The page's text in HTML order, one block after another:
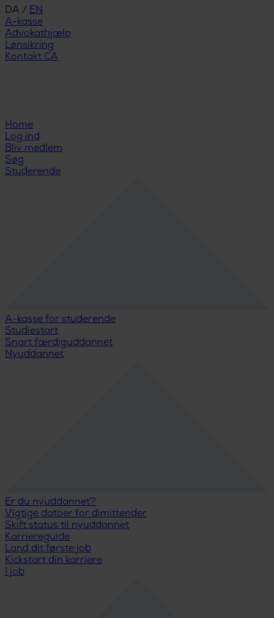
DA / EN
A-kasse
Advokathjælp
Lønsikring
Kontakt CA
Home
Log ind
Bliv medlem
Søg
Studerende
A-kasse for studerende
Studiestart
Snart færdiguddannet
Nyuddannet
Er du nyuddannet?
Vigtige datoer for dimittender
Skift status til nyuddannet
Karriereguide
Land dit første job
Kickstart din karriere
I job